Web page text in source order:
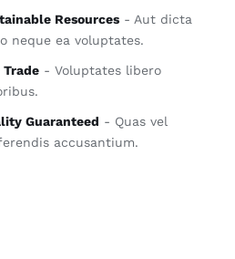
Resources- Aut dicta
neque ea voluptates.
Trade- Voluptates libero
Guaranteed - Quas vel
accusantium.